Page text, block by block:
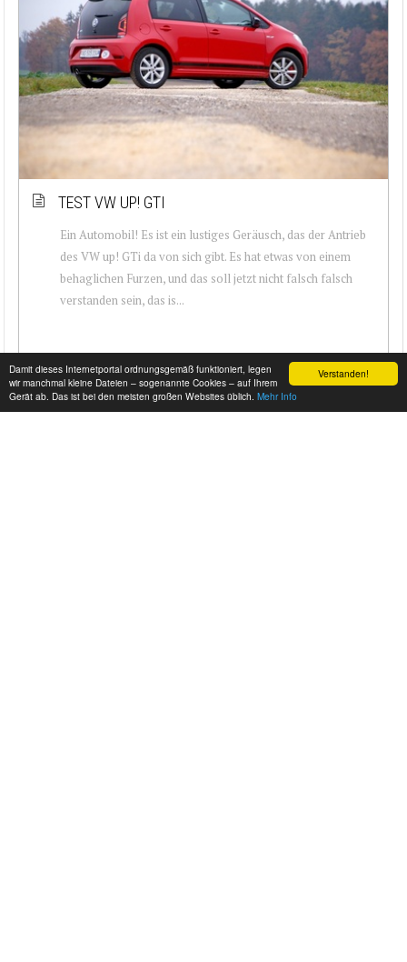
Verstanden!
Damit dieses Internetportal ordnungsgemäß funktioniert, legen
wir manchmal kleine Dateien – sogenannte Cookies – auf Ihrem
Gerät ab. Das ist bei den meisten großen Websites üblich. Mehr Info
TEST VW UP! GTI
Ein Automobil! Es ist ein lustiges Geräusch, das der Antrieb
des VW up! GTi da von sich gibt. Es hat etwas von einem
behaglichen Furzen, und das soll jetzt nicht falsch falsch
verstanden sein, das is...